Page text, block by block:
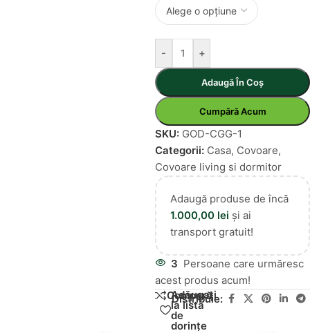
- +
Adaugă În Coș
Cumpără Acum
SKU: GOD-CGG-1
Categorii: Casa, Covoare,
Covoare living si dormitor
Adaugă produse de încă
1.000,00 lei și ai
transport gratuit!
3 Persoane care urmăresc
acest produs acum!
Compară
Adăugați
la lista
de
dorințe
Distribuie: